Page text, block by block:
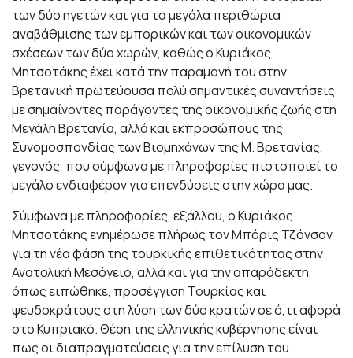
των δύο ηγετών και για τα μεγάλα περιθώρια
αναβάθμισης των εμπορικών και των οικονομικών
σχέσεων των δύο χωρών, καθώς ο Κυριάκος
Μητσοτάκης έχει κατά την παραμονή του στην
Βρετανική πρωτεύουσα πολύ σημαντικές συναντήσεις
με σημαίνοντες παράγοντες της οικονομικής ζωής στη
Μεγάλη Βρετανία, αλλά και εκπροσώπους της
Συνομοσπονδίας των Βιομηχάνων της Μ. Βρετανίας,
γεγονός, που σύμφωνα με πληροφορίες πιστοποιεί το
μεγάλο ενδιαφέρον για επενδύσεις στην χώρα μας.
Σύμφωνα με πληροφορίες, εξάλλου, ο Κυριάκος
Μητσοτάκης ενημέρωσε πλήρως τον Μπόρις Τζόνσον
για τη νέα φάση της τουρκικής επιθετικότητας στην
Ανατολική Μεσόγειο, αλλά και για την απαράδεκτη,
όπως ειπώθηκε, προσέγγιση Τουρκίας και
ψευδοκράτους στη λύση των δύο κρατών σε ό,τι αφορά
στο Κυπριακό. Θέση της ελληνικής κυβέρνησης είναι
πως οι διαπραγματεύσεις για την επίλυση του